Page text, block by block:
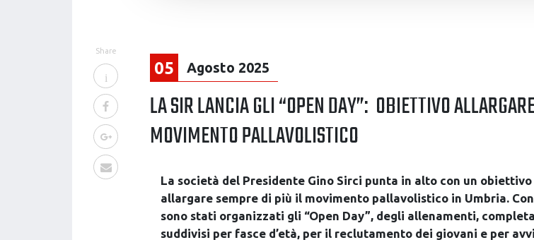
di analisi dei dati web, pubblicità e social media, i quali potrebbero
che hanno raccolto dal tuo utilizzo dei loro servizi.
Share
05 Agosto 2025
LA SIR LANCIA GLI “OPEN DAY”: OBIETTIVO
MOVIMENTO PALLAVOLISTICO
La società del Presidente Gino Sirci punta in alto con un
allargare sempre di più il movimento pallavolistico in Umbria.
sono stati organizzati gli “Open Day”, degli allenamenti,
suddivisi per fasce d’età, per il reclutamento dei giovani e per